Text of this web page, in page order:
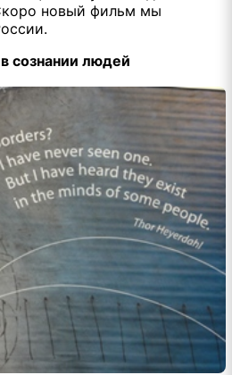
новый фильм мы
сознании людей